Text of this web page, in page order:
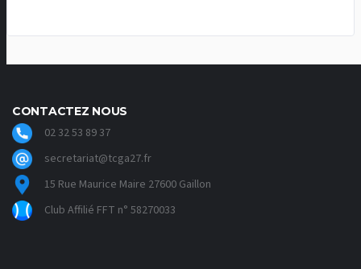
CONTACTEZ NOUS
02 32 53 89 37
secretariat@tcga27.fr
15 Rue Maurice Maire 27600 Gaillon
Club Affilié FFT n° 58270033